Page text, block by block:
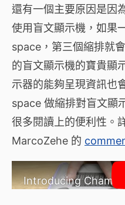
還有一個主要原因是因
使用盲文顯示機，如果
space，第三個縮排就
的盲文顯示機的寶貴顯
示器的能夠呈現資訊也
space 做縮排對盲文顯
很多閱讀上的便利性。
MarcoZehe 的